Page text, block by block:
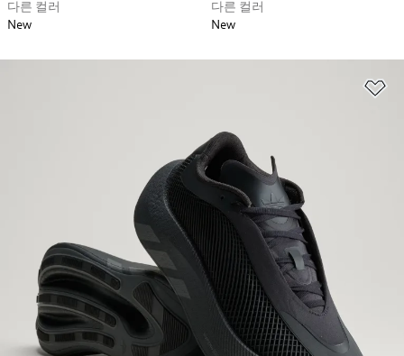
다른 컬러
New
다른 컬러
New